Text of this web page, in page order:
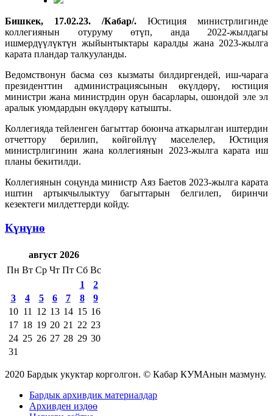
Бишкек, 17.02.23. /Кабар/. Юстиция министрлигинде
коллегиянын отуруму өтүп, анда 2022-жылдагы
ишмердүүлүктүн жыйынтыктары каралды жана 2023-жылга
карата пландар талкууланды.
Ведомствонун басма сөз кызматы билдиргендей, иш-чарага
президенттин администрациясынын өкүлдөрү, юстиция
министри жана министрдин орун басарлары, ошондой эле эл
аралык уюмдардын өкүлдөрү катышты.
Коллегияда тейленген багыттар боюнча аткарылган иштердин
отчеттору берилип, көйгөйлүү маселелер, Юстиция
министрлигинин жана коллегиянын 2023-жылга карата иш
планы бекитилди.
Коллегиянын соңунда министр Аяз Баетов 2023-жылга карата
иштин артыкчылыктуу багыттарын белгилеп, биринчи
кезектеги милдеттерди койду.
Күнүнө
август 2026
Пн Вт Ср Чт Пт Сб Вс
1
2
3
4 5 6 7 8
9
10 11 12 13 14 15 16
17 18 19 20 21 22 23
24 25 26 27 28 29 30
31
2020 Бардык укуктар корголгон. © Кабар КУМАнын мазмуну.
Бардык архивдик материалдар
Архивден издөө